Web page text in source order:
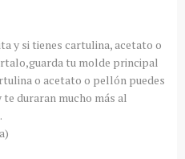
y si tienes cartulina, acetato o
tu molde principal
o acetato o pellón puedes
duraran mucho más al